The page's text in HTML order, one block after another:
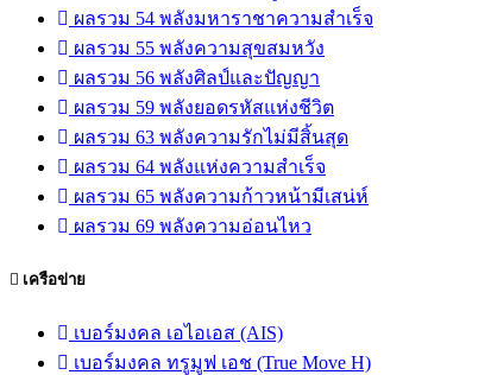
ผลรวม 54 พลังมหาราชาความสำเร็จ
ผลรวม 55 พลังความสุขสมหวัง
ผลรวม 56 พลังศิลป์และปัญญา
ผลรวม 59 พลังยอดรหัสแห่งชีวิต
ผลรวม 63 พลังความรักไม่มีสิ้นสุด
ผลรวม 64 พลังแห่งความสำเร็จ
ผลรวม 65 พลังความก้าวหน้ามีเสน่ห์
ผลรวม 69 พลังความอ่อนไหว
เครือข่าย
เบอร์มงคล เอไอเอส (AIS)
เบอร์มงคล ทรูมูฟ เอช (True Move H)